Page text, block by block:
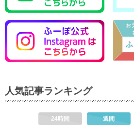
人気記事ランキング
24時間 週間